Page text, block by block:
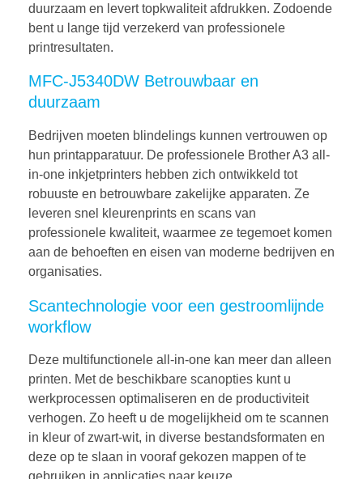
duurzaam en levert topkwaliteit afdrukken. Zodoende
bent u lange tijd verzekerd van professionele
printresultaten.
MFC-J5340DW Betrouwbaar en
duurzaam
Bedrijven moeten blindelings kunnen vertrouwen op
hun printapparatuur. De professionele Brother A3 all-
in-one inkjetprinters hebben zich ontwikkeld tot
robuuste en betrouwbare zakelijke apparaten. Ze
leveren snel kleurenprints en scans van
professionele kwaliteit, waarmee ze tegemoet komen
aan de behoeften en eisen van moderne bedrijven en
organisaties.
Scantechnologie voor een gestroomlijnde
workflow
Deze multifunctionele all-in-one kan meer dan alleen
printen. Met de beschikbare scanopties kunt u
werkprocessen optimaliseren en de productiviteit
verhogen. Zo heeft u de mogelijkheid om te scannen
in kleur of zwart-wit, in diverse bestandsformaten en
deze op te slaan in vooraf gekozen mappen of te